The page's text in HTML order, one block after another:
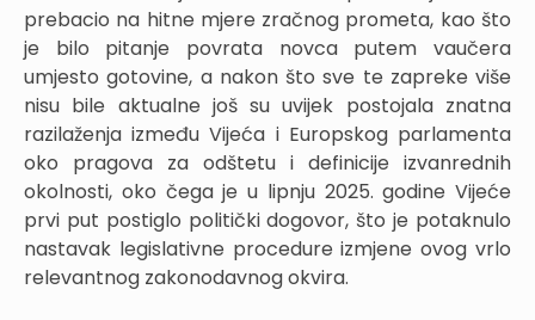
prebacio na hitne mjere zračnog prometa, kao što
je bilo pitanje povrata novca putem vaučera
umjesto gotovine, a nakon što sve te zapreke više
nisu bile aktualne još su uvijek postojala znatna
razilaženja između Vijeća i Europskog parlamenta
oko pragova za odštetu i definicije izvanrednih
okolnosti, oko čega je u lipnju 2025. godine Vijeće
prvi put postiglo politički dogovor, što je potaknulo
nastavak legislativne procedure izmjene ovog vrlo
relevantnog zakonodavnog okvira.